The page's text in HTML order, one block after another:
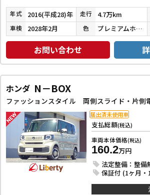
年式 2016(平成28)年 走行 4.7万km
車検 2028年2月 色 プレミアムホワイトパールⅡ
お問い合わせ
ホンダ N－BOX
支払総額(税込)
車両本体価格(税込)
160.2万円
法定整備：整備
保証付 (1ヶ月
届出済未使用車